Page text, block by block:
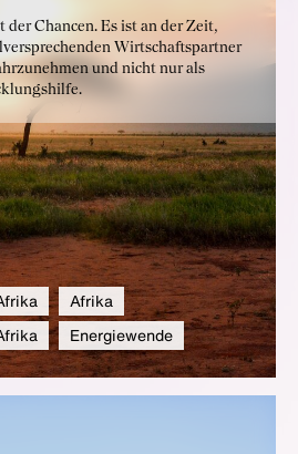
Chancen. Es ist an der Zeit,
Wirtschaftspartner
und nicht nur als
Afrika
Energiewende